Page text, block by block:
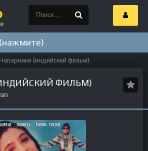
(индийский фильм)
ФИЛЬМ)